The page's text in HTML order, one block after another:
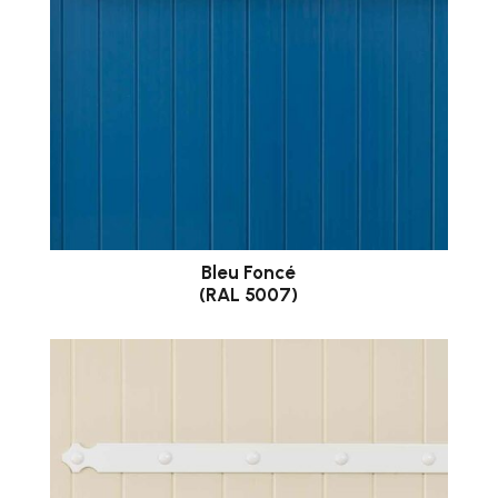
Bleu Foncé
(RAL 5007)